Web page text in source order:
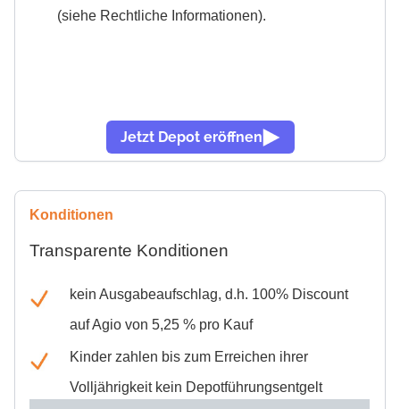
(siehe Rechtliche Informationen).
Jetzt Depot eröffnen
Konditionen
Transparente Konditionen
kein Ausgabeaufschlag, d.h. 100% Discount
auf Agio von 5,25 % pro Kauf
Kinder zahlen bis zum Erreichen ihrer
Volljährigkeit kein Depotführungsentgelt